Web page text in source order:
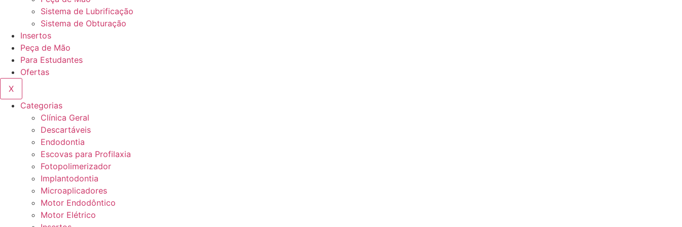
Sistema de Lubrificação
Sistema de Obturação
Insertos
Peça de Mão
Para Estudantes
Ofertas
X
Categorias
Clínica Geral
Descartáveis
Endodontia
Escovas para Profilaxia
Fotopolimerizador
Implantodontia
Microaplicadores
Motor Endodôntico
Motor Elétrico